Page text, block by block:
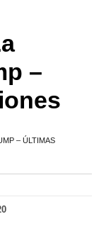
–
– ÚLTIMAS